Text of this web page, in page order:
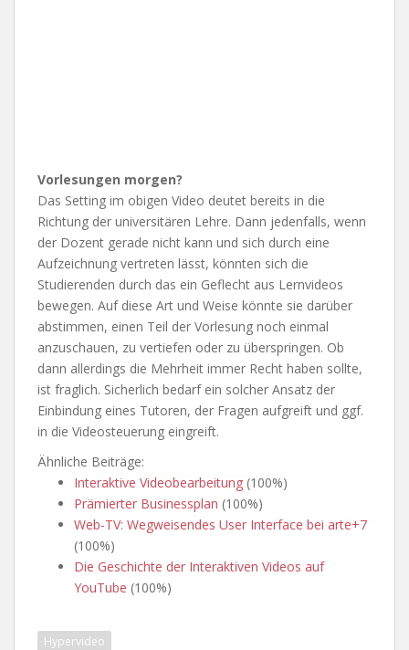
Vorlesungen morgen?
Das Setting im obigen Video deutet bereits in die
Richtung der universitären Lehre. Dann jedenfalls, wenn
der Dozent gerade nicht kann und sich durch eine
Aufzeichnung vertreten lässt, könnten sich die
Studierenden durch das ein Geflecht aus Lernvideos
bewegen. Auf diese Art und Weise könnte sie darüber
abstimmen, einen Teil der Vorlesung noch einmal
anzuschauen, zu vertiefen oder zu überspringen. Ob
dann allerdings die Mehrheit immer Recht haben sollte,
ist fraglich. Sicherlich bedarf ein solcher Ansatz der
Einbindung eines Tutoren, der Fragen aufgreift und ggf.
in die Videosteuerung eingreift.
Ähnliche Beiträge:
Interaktive Videobearbeitung (100%)
Prämierter Businessplan (100%)
Web-TV: Wegweisendes User Interface bei arte+7
(100%)
Die Geschichte der Interaktiven Videos auf
YouTube (100%)
Hypervideo